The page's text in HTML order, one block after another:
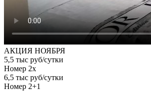
АКЦИЯ НОЯБРЯ
5,5 тыс руб/сутки
Номер 2х
6,5 тыс руб/сутки
Номер 2+1